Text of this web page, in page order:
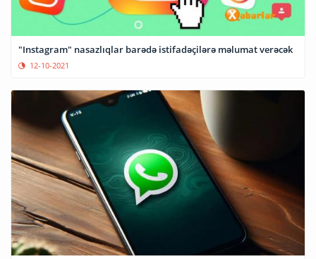
"Instagram" nasazlıqlar barədə istifadəçilərə məlumat verəcək
12-10-2021